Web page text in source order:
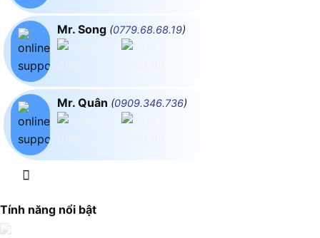
Mr. Song (0779.68.68.19)
Mr. Quân (0909.346.736)
Tính năng nổi bật